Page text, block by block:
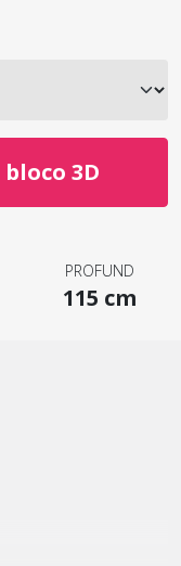
bloco 3D
PROFUND
115 cm